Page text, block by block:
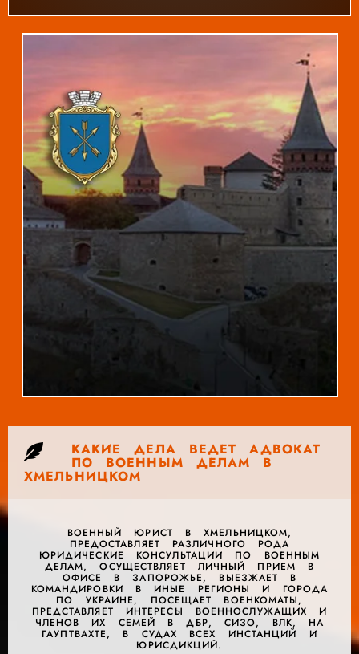
КАКИЕ ДЕЛА ВЕДЕТ АДВОКАТ
ПО ВОЕННЫМ ДЕЛАМ В
ХМЕЛЬНИЦКОМ
ВОЕННЫЙ ЮРИСТ В ХМЕЛЬНИЦКОМ,
ПРЕДОСТАВЛЯЕТ РАЗЛИЧНОГО РОДА
ЮРИДИЧЕСКИЕ КОНСУЛЬТАЦИИ ПО ВОЕННЫМ
ДЕЛАМ, ОСУЩЕСТВЛЯЕТ ЛИЧНЫЙ ПРИЕМ В
ОФИСЕ В ЗАПОРОЖЬЕ, ВЫЕЗЖАЕТ В
КОМАНДИРОВКИ В ИНЫЕ РЕГИОНЫ И ГОРОДА
ПО УКРАИНЕ, ПОСЕЩАЕТ ВОЕНКОМАТЫ,
ПРЕДСТАВЛЯЕТ ИНТЕРЕСЫ ВОЕННОСЛУЖАЩИХ И
ЧЛЕНОВ ИХ СЕМЕЙ В ДБР, СИЗО, ВЛК, НА
ГАУПТВАХТЕ, В СУДАХ ВСЕХ ИНСТАНЦИЙ И
ЮРИСДИКЦИЙ.